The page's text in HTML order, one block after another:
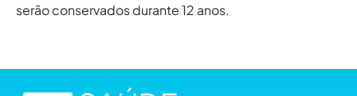
serão conservados durante 12 anos.